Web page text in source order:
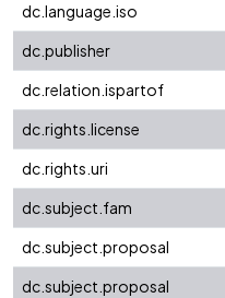
dc.language.iso
dc.publisher
dc.relation.ispartof
dc.rights.license
dc.rights.uri
dc.subject.fam
dc.subject.proposal
dc.subject.proposal